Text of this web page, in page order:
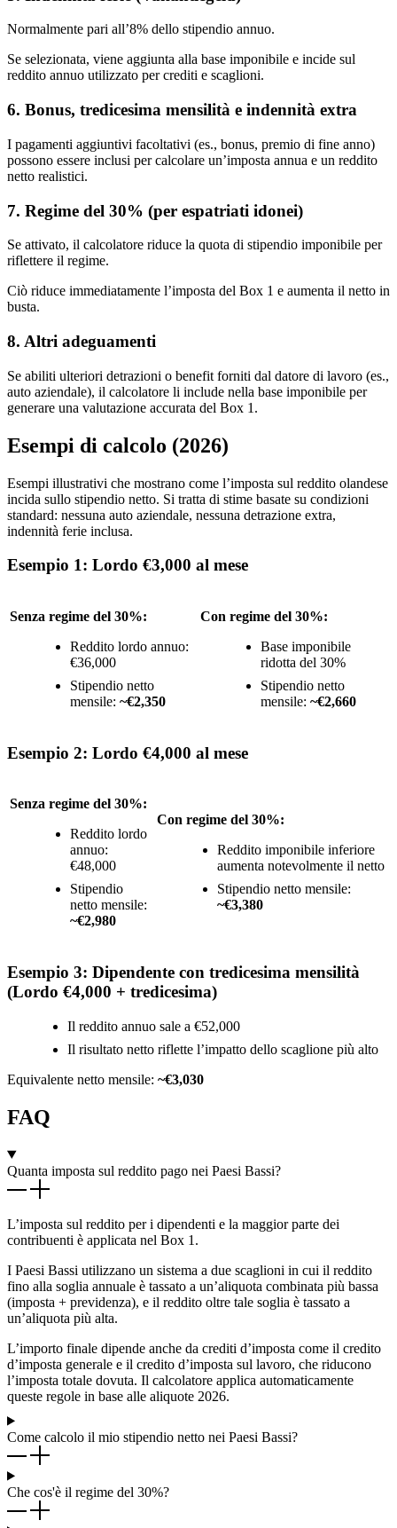
Normalmente pari all’8% dello stipendio annuo.
Se selezionata, viene aggiunta alla base imponibile e incide sul
reddito annuo utilizzato per crediti e scaglioni.
6. Bonus, tredicesima mensilità e indennità extra
I pagamenti aggiuntivi facoltativi (es., bonus, premio di fine anno)
possono essere inclusi per calcolare un’imposta annua e un reddito
netto realistici.
7. Regime del 30% (per espatriati idonei)
Se attivato, il calcolatore riduce la quota di stipendio imponibile per
riflettere il regime.
Ciò riduce immediatamente l’imposta del Box 1 e aumenta il netto in
busta.
8. Altri adeguamenti
Se abiliti ulteriori detrazioni o benefit forniti dal datore di lavoro (es.,
auto aziendale), il calcolatore li include nella base imponibile per
generare una valutazione accurata del Box 1.
Esempi di calcolo (2026)
Esempi illustrativi che mostrano come l’imposta sul reddito olandese
incida sullo stipendio netto. Si tratta di stime basate su condizioni
standard: nessuna auto aziendale, nessuna detrazione extra,
indennità ferie inclusa.
Esempio 1: Lordo €3,000 al mese
Senza regime del 30%:
Reddito lordo annuo:
€36,000
Stipendio netto
mensile: ~€2,350
Con regime del 30%:
Base imponibile
ridotta del 30%
Stipendio netto
mensile: ~€2,660
Esempio 2: Lordo €4,000 al mese
Senza regime del 30%:
Reddito lordo
annuo:
€48,000
Stipendio
netto mensile:
~€2,980
Con regime del 30%:
Reddito imponibile inferiore
aumenta notevolmente il netto
Stipendio netto mensile:
~€3,380
Esempio 3: Dipendente con tredicesima mensilità
(Lordo €4,000 + tredicesima)
Il reddito annuo sale a €52,000
Il risultato netto riflette l’impatto dello scaglione più alto
Equivalente netto mensile: ~€3,030
FAQ
Quanta imposta sul reddito pago nei Paesi Bassi?
L’imposta sul reddito per i dipendenti e la maggior parte dei
contribuenti è applicata nel Box 1.
I Paesi Bassi utilizzano un sistema a due scaglioni in cui il reddito
fino alla soglia annuale è tassato a un’aliquota combinata più bassa
(imposta + previdenza), e il reddito oltre tale soglia è tassato a
un’aliquota più alta.
L’importo finale dipende anche da crediti d’imposta come il credito
d’imposta generale e il credito d’imposta sul lavoro, che riducono
l’imposta totale dovuta. Il calcolatore applica automaticamente
queste regole in base alle aliquote 2026.
Come calcolo il mio stipendio netto nei Paesi Bassi?
Che cos'è il regime del 30%?